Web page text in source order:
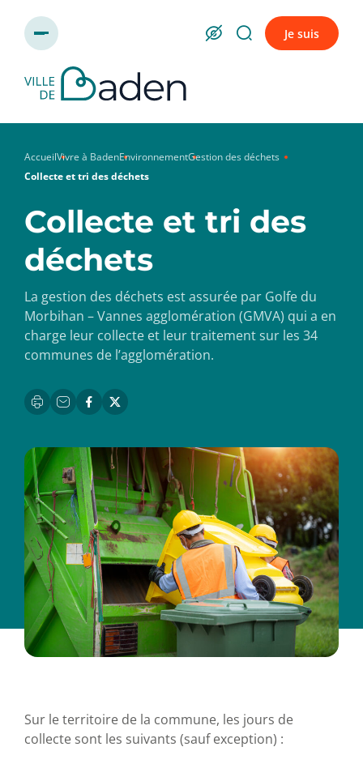
Je suis
AccueilVivre à BadenEnvironnementGestion des déchets
Collecte et tri des déchets
Collecte et tri des
déchets
La gestion des déchets est assurée par Golfe du
Morbihan – Vannes agglomération (GMVA) qui a en
charge leur collecte et leur traitement sur les 34
communes de l’agglomération.
Sur le territoire de la commune, les jours de
collecte sont les suivants (sauf exception) :